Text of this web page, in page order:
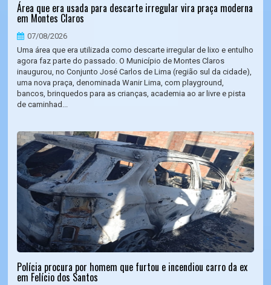
Área que era usada para descarte irregular vira praça moderna
em Montes Claros
07/08/2026
Uma área que era utilizada como descarte irregular de lixo e entulho
agora faz parte do passado. O Município de Montes Claros
inaugurou, no Conjunto José Carlos de Lima (região sul da cidade),
uma nova praça, denominada Wanir Lima, com playground,
bancos, brinquedos para as crianças, academia ao ar livre e pista
de caminhad...
Polícia procura por homem que furtou e incendiou carro da ex
em Felício dos Santos